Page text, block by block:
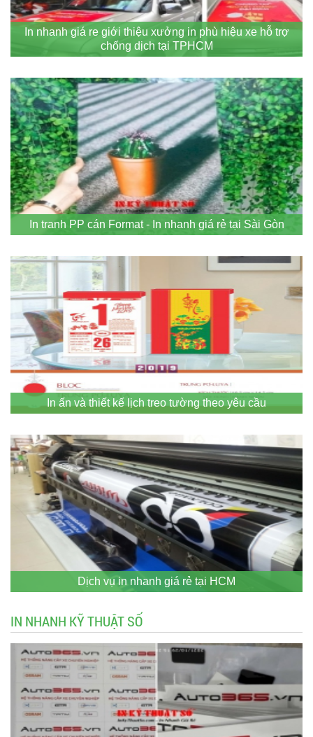
In nhanh giá re giới thiệu xưởng in phù hiệu xe hỗ trợ
chống dịch tại TPHCM
In tranh PP cán Format - In nhanh giá rẻ tại Sài Gòn
In ấn và thiết kế lịch treo tường theo yêu cầu
Dịch vụ in nhanh giá rẻ tại HCM
IN NHANH KỸ THUẬT SỐ